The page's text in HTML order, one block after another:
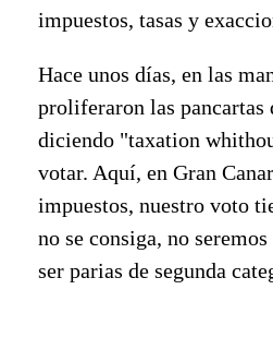
impuestos, tasas y
Hace unos días, en las
proliferaron las pancartas
diciendo "taxation
votar. Aquí, en Gran
impuestos, nuestro voto
no se consiga, no
ser parias de segunda